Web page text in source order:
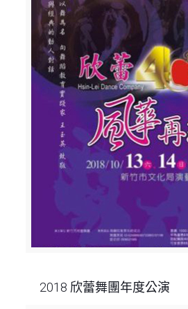
2018 欣蕾舞團年度公演